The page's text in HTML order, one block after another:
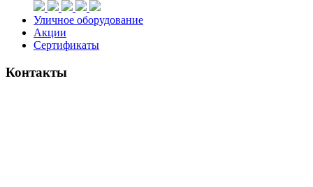
Уличное оборудование
Акции
Сертификаты
Контакты